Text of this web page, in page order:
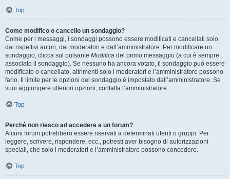
Top
Come modifico o cancello un sondaggio?
Come per i messaggi, i sondaggi possono essere modificati e cancellati solo
dai rispettivi autori, dai moderatori e dall’amministratore. Per modificare un
sondaggio, clicca sul pulsante Modifica del primo messaggio (a cui è sempre
associato il sondaggio). Se nessuno ha ancora votato, il sondaggio può essere
modificato o cancellato, altrimenti solo i moderatori e l’amministratore possono
farlo. Il limite per le opzioni del sondaggio è impostato dall’amministratore. Se
vuoi aggiungere ulteriori opzioni, contatta l’amministratore.
Top
Perché non riesco ad accedere a un forum?
Alcuni forum potrebbero essere riservati a determinati utenti o gruppi. Per
leggere, scrivere, rispondere, ecc., potresti aver bisogno di autorizzazioni
speciali, che solo i moderatori e l’amministratore possono concedere.
Top